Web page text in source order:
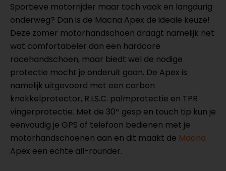
Sportieve motorrijder maar toch vaak en langdurig
onderweg? Dan is de Macna Apex de ideale keuze!
Deze zomer motorhandschoen draagt namelijk net
wat comfortabeler dan een hardcore
racehandschoen, maar biedt wel de nodige
protectie mocht je onderuit gaan. De Apex is
namelijk uitgevoerd met een carbon
knokkelprotector, R.I.S.C. palmprotectie en TPR
vingerprotectie. Met de 30º gesp en touch tip kun je
eenvoudig je GPS of telefoon bedienen met je
motorhandschoenen aan en dit maakt de Macna
Apex een echte all-rounder.